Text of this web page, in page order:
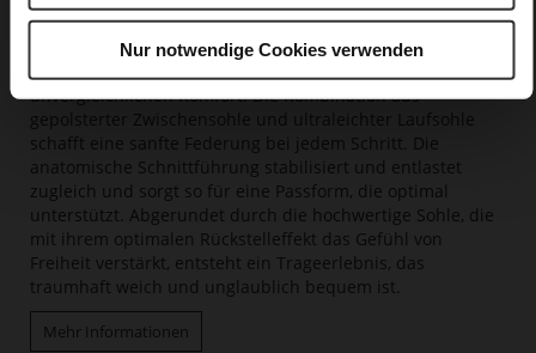
Nur notwendige Cookies verwenden
fasziniert mit einem Gefühl von purer Leichtigkeit. Mit
seiner innovativen Weichpolsterung und der intelligenten
Sohlentechnologie vereint es exzellente Dämpfung und
unvergleichlichen Komfort. Die Kombination aus
gepolsterter Zwischensohle und ultraleichter Laufsohle
schafft eine sanfte Federung bei jedem Schritt. Die
anatomische Schnittführung stabilisiert und entlastet
zugleich und sorgt so für eine Passform, die optimal
unterstützt. Abgerundet durch die hochwertige Sohle, die
mit ihrem optimalen Rückstelleffekt das Gefühl von
Freiheit verstärkt, entsteht ein Trageerlebnis, das
traumhaft weich und unglaublich bequem ist.
Mehr Informationen